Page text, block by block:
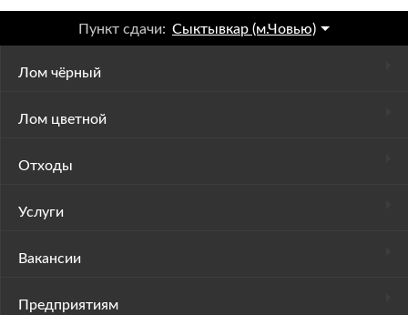
Лом чёрный
Лом цветной
Отходы
Услуги
Вакансии
Предприятиям
Пункт сдачи: Сыктывкар (м.Човью)